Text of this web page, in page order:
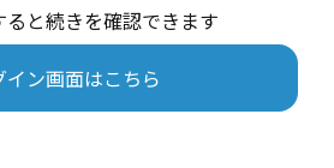
ると続きを確認できます
イン画面はこちら